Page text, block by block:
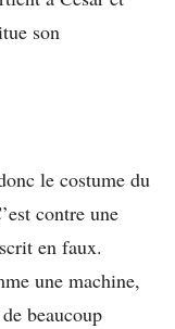
son
le costume du
contre une
en faux.
une machine,
beaucoup